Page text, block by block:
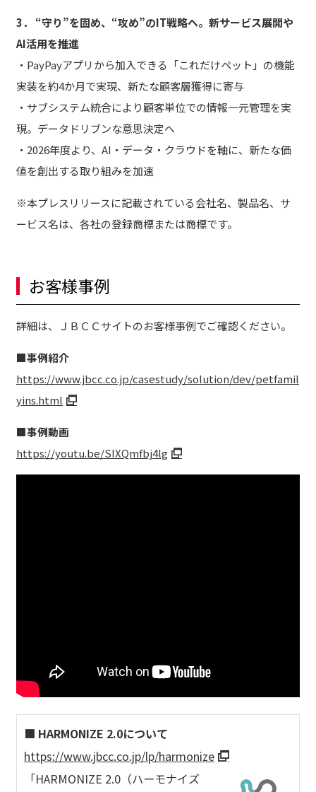
3． “守り”を固め、“攻め”のIT戦略へ。新サービス展開や
AI活用を推進
・PayPayアプリから加入できる「これだけペット」の機能
実装を約4か月で実現、新たな顧客層獲得に寄与
・サブシステム統合により顧客単位での情報一元管理を実
現。データドリブンな意思決定へ
・2026年度より、AI・データ・クラウドを軸に、新たな価
値を創出する取り組みを加速
※本プレスリリースに記載されている会社名、製品名、サ
ービス名は、各社の登録商標または商標です。
お客様事例
詳細は、ＪＢＣＣサイトのお客様事例でご確認ください。
■事例紹介
https://www.jbcc.co.jp/casestudy/solution/dev/petfamil
yins.html
■事例動画
https://youtu.be/SIXQmfbj4lg
■ HARMONIZE 2.0について
https://www.jbcc.co.jp/lp/harmonize
「HARMONIZE 2.0（ハーモナイズ